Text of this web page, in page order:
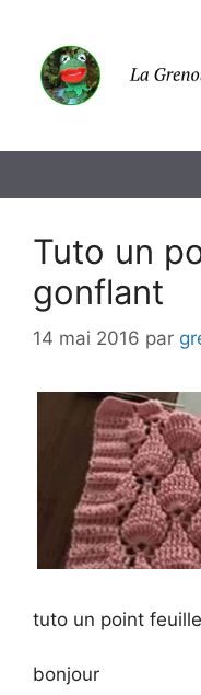
contenu
Tuto un
gonflant
14 mai 2016 par
tuto un point
bonjour